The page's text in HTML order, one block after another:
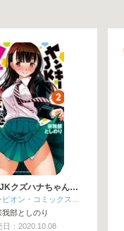
クズハナちゃん…
ピオン・コミックス…
我部としのり
日：2020.10.08